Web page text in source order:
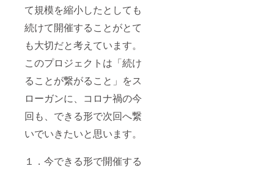
て規模を縮小したとしても
続けて開催することがとて
も大切だと考えています。
このプロジェクトは「続け
ることが繋がること」をス
ローガンに、コロナ禍の今
回も、できる形で次回へ繋
いでいきたいと思います。
１．今できる形で開催する